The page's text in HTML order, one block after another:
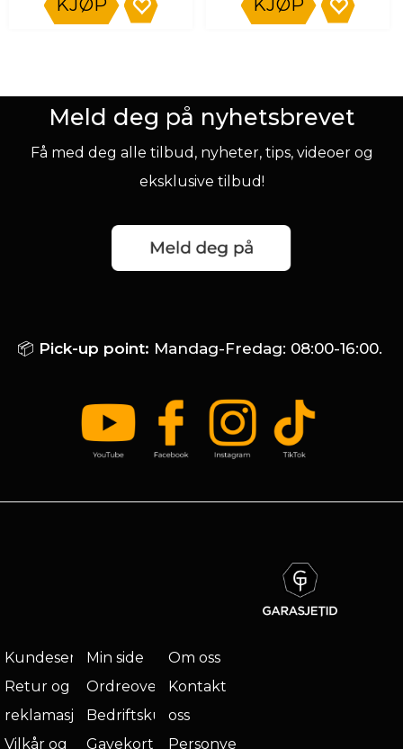
KJØP KJØP
Meld deg på nyhetsbrevet
Få med deg alle tilbud, nyheter, tips, videoer og
eksklusive tilbud!
📦 Pick-up point: Mandag-Fredag: 08:00-16:00.
Kundeservice
Retur og
reklamasjon
Vilkår og
Min side
Ordreoversikt
Bedriftskunde
Gavekort
Om oss
Kontakt
oss
Personvern